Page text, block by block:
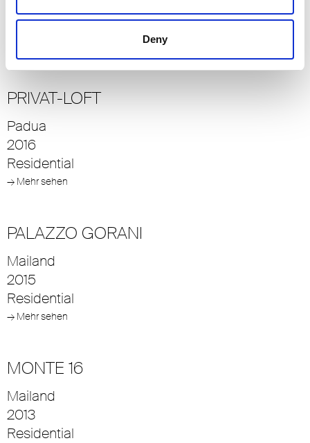
Deny
2015
PRIVAT-LOFT
Padua
2016
Residential
→ Mehr sehen
PALAZZO GORANI
Mailand
2015
Residential
→ Mehr sehen
MONTE 16
Mailand
2013
Residential